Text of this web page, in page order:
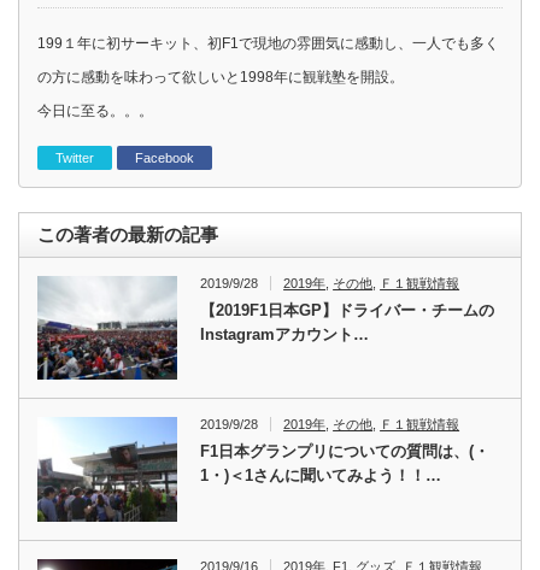
199１年に初サーキット、初F1で現地の雰囲気に感動し、一人でも多く
の方に感動を味わって欲しいと1998年に観戦塾を開設。
今日に至る。。。
Twitter Facebook
この著者の最新の記事
2019/9/28 2019年 その他 Ｆ１観戦情報
【2019F1日本GP】ドライバー・チームの
Instagramアカウント…
2019/9/28 2019年, その他, Ｆ１観戦情報
F1日本グランプリについての質問は、(・
1・)＜1さんに聞いてみよう！！…
2019/9/16 2019年 F1 グッズ Ｆ１観戦情報